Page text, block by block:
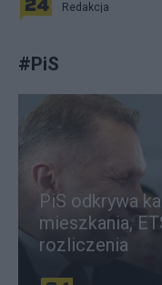
Redakcja
#PiS
PiS odkrywa
mieszkania,
rozliczenia